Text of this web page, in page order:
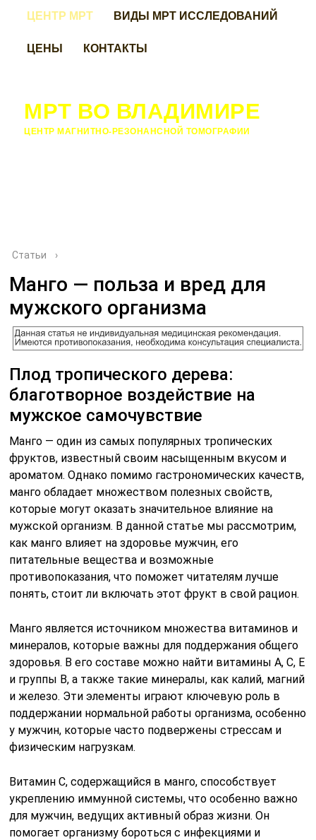
ЦЕНТР МРТ
ВИДЫ МРТ ИССЛЕДОВАНИЙ
ЦЕНЫ
КОНТАКТЫ
МРТ ВО ВЛАДИМИРЕ
ЦЕНТР МАГНИТНО-РЕЗОНАНСНОЙ ТОМОГРАФИИ
Статьи ›
Манго — польза и вред для
мужского организма
Плод тропического дерева:
благотворное воздействие на
мужское самочувствие
Манго — один из самых популярных тропических
фруктов, известный своим насыщенным вкусом и
ароматом. Однако помимо гастрономических качеств,
манго обладает множеством полезных свойств,
которые могут оказать значительное влияние на
мужской организм. В данной статье мы рассмотрим,
как манго влияет на здоровье мужчин, его
питательные вещества и возможные
противопоказания, что поможет читателям лучше
понять, стоит ли включать этот фрукт в свой рацион.
Манго является источником множества витаминов и
минералов, которые важны для поддержания общего
здоровья. В его составе можно найти витамины A, C, E
и группы B, а также такие минералы, как калий, магний
и железо. Эти элементы играют ключевую роль в
поддержании нормальной работы организма, особенно
у мужчин, которые часто подвержены стрессам и
физическим нагрузкам.
Витамин C, содержащийся в манго, способствует
укреплению иммунной системы, что особенно важно
для мужчин, ведущих активный образ жизни. Он
помогает организму бороться с инфекциями и